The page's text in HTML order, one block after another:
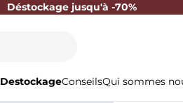
Déstockage jusqu'à -70%
DestockageConseilsQui sommes